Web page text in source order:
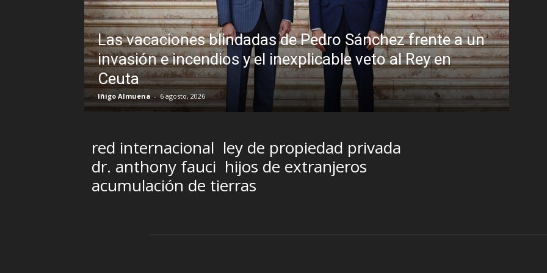
Sánchez frente a un
veto al Rey en
Sin disimulo: la peligrosa promiscuidad
Brasil y la sombra del Foro de São Paulo
R.C. Gómez 5 agosto, 2026
red internacional ley de propiedad privada
dr. anthony fauci hijos de extranjeros
acumulación de tierras